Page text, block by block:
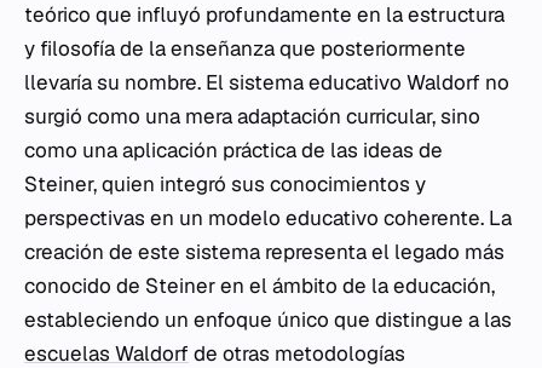
teórico que influyó profundamente en la estructura
y filosofía de la enseñanza que posteriormente
llevaría su nombre. El sistema educativo Waldorf no
surgió como una mera adaptación curricular, sino
como una aplicación práctica de las ideas de
Steiner, quien integró sus conocimientos y
perspectivas en un modelo educativo coherente. La
creación de este sistema representa el legado más
conocido de Steiner en el ámbito de la educación,
estableciendo un enfoque único que distingue a las
escuelas Waldorf de otras metodologías